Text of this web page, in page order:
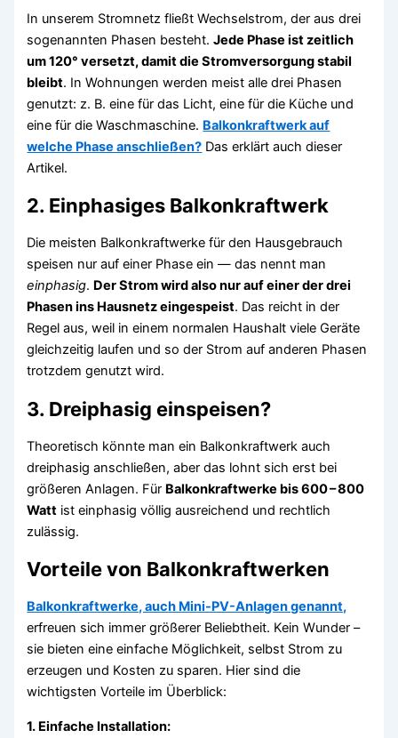
In unserem Stromnetz fließt Wechselstrom, der aus drei
sogenannten Phasen besteht.Jede Phase ist zeitlich
um 120° versetzt, damit die Stromversorgung stabil
bleibt. In Wohnungen werden meist alle drei Phasen
genutzt: z. B. eine für das Licht, eine für die Küche und
eine für die Waschmaschine. Balkonkraftwerk auf
welche Phase anschließen? Das erklärt auch dieser
Artikel.
2. Einphasiges Balkonkraftwerk
Die meisten Balkonkraftwerke für den Hausgebrauch
speisen nur auf einer Phase ein — das nennt man
einphasig. Der Strom wird also nur auf einer der drei
Phasen ins Hausnetz eingespeist. Das reicht in der
Regel aus, weil in einem normalen Haushalt viele Geräte
gleichzeitig laufen und so der Strom auf anderen Phasen
trotzdem genutzt wird.
3. Dreiphasig einspeisen?
Theoretisch könnte man ein Balkonkraftwerk auch
dreiphasig anschließen, aber das lohnt sich erst bei
größeren Anlagen. Für Balkonkraftwerke bis 600 – 800
Watt ist einphasig völlig ausreichend und rechtlich
zulässig.
Vorteile von Balkonkraftwerken
Balkonkraftwerke, auch Mini-PV-Anlagen genannt,
erfreuen sich immer größerer Beliebtheit. Kein Wunder –
sie bieten eine einfache Möglichkeit, selbst Strom zu
erzeugen und Kosten zu sparen. Hier sind die
wichtigsten Vorteile im Überblick:
1. Einfache Installation: